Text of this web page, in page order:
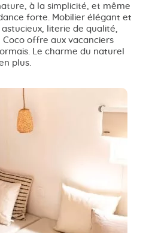
à la simplicité, et même
forte. Mobilier élégant et
literie de qualité,
Coco offre aux vacanciers
Le charme du naturel
plus.